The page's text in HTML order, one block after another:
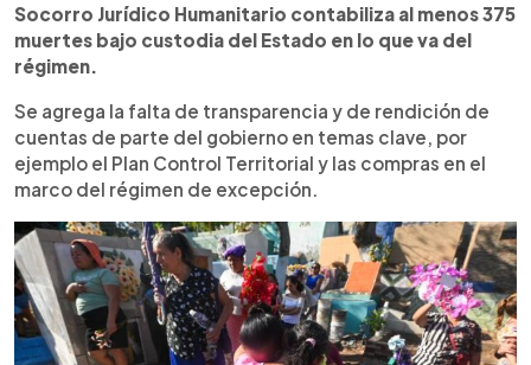
Socorro Jurídico Humanitario contabiliza al menos 375
muertes bajo custodia del Estado en lo que va del
régimen.
Se agrega la falta de transparencia y de rendición de
cuentas de parte del gobierno en temas clave, por
ejemplo el Plan Control Territorial y las compras en el
marco del régimen de excepción.